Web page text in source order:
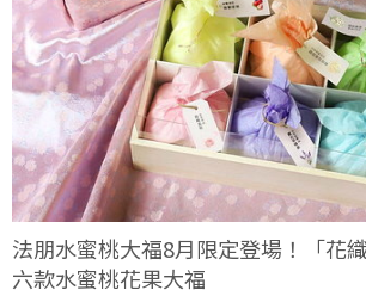
法朋水蜜桃大福8月限定登場！「花
六款水蜜桃花果大福